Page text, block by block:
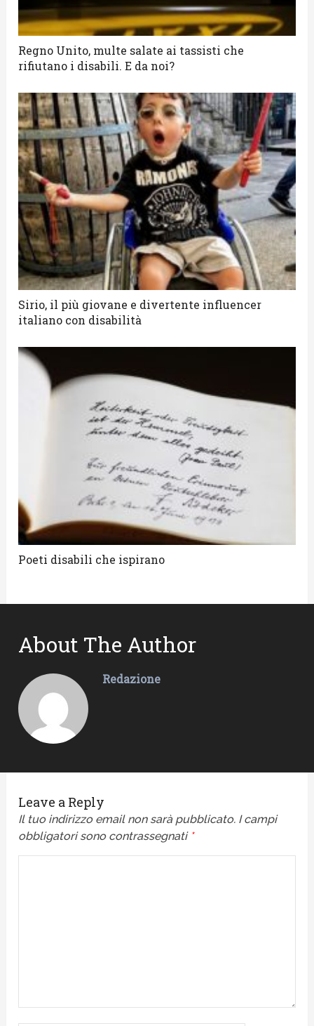
Regno Unito, multe salate ai tassisti che
rifiutano i disabili. E da noi?
Sirio, il più giovane e divertente influencer
italiano con disabilità
Poeti disabili che ispirano
About The Author
Redazione
Leave a Reply
Il tuo indirizzo email non sarà pubblicato. I campi
obbligatori sono contrassegnati *